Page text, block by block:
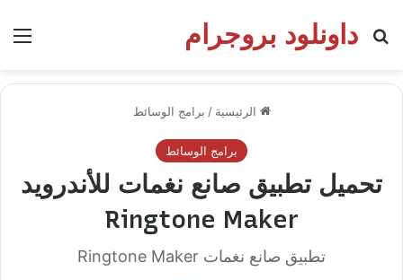
داونلود بروجرام
بحث عن
الرئيسية / برامج الوسائط
برامج الوسائط
تحميل تطبيق صانع نغمات للأندرويد
Ringtone Maker
تطبيق صانع نغمات Ringtone Maker